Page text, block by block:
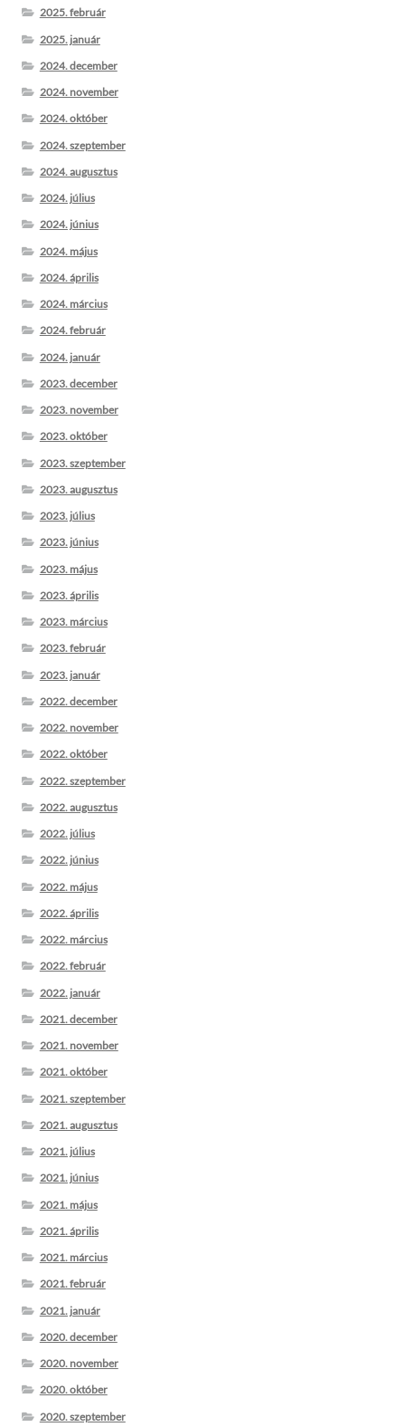
2025. február
2025. január
2024. december
2024. november
2024. október
2024. szeptember
2024. augusztus
2024. július
2024. június
2024. május
2024. április
2024. március
2024. február
2024. január
2023. december
2023. november
2023. október
2023. szeptember
2023. augusztus
2023. július
2023. június
2023. május
2023. április
2023. március
2023. február
2023. január
2022. december
2022. november
2022. október
2022. szeptember
2022. augusztus
2022. július
2022. június
2022. május
2022. április
2022. március
2022. február
2022. január
2021. december
2021. november
2021. október
2021. szeptember
2021. augusztus
2021. július
2021. június
2021. május
2021. április
2021. március
2021. február
2021. január
2020. december
2020. november
2020. október
2020. szeptember